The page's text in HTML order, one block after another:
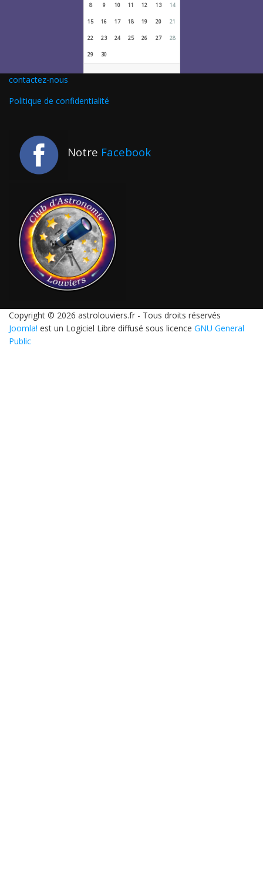
8 9 10 11 12 13 14
15 16 17 18 19 20 21
22 23 24 25 26 27 28
29 30
contactez-nous
Politique de confidentialité
Notre Facebook
Copyright © 2026 astrolouviers.fr - Tous droits réservés
Joomla! est un Logiciel Libre diffusé sous licence GNU General
Public